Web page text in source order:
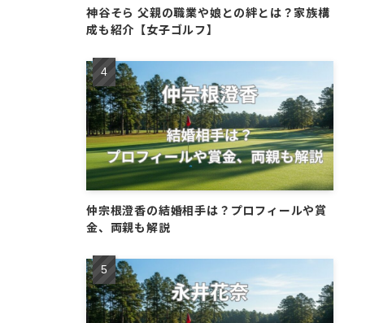
神谷そら 父親の職業や娘との絆とは？家族構
成も紹介【女子ゴルフ】
仲宗根澄香の結婚相手は？プロフィールや賞
金、両親も解説